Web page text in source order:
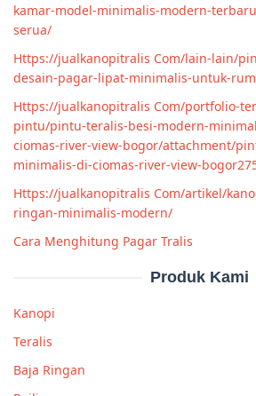
kamar-model-minimalis-modern-
serua/
Https://jualkanopitralis Com/lain-lain/
desain-pagar-lipat-minimalis-untuk-
Https://jualkanopitralis Com/portfolio-
pintu/pintu-teralis-besi-modern-
ciomas-river-view-bogor/attachment/
minimalis-di-ciomas-river-view-
Https://jualkanopitralis Com/artikel/
ringan-minimalis-modern/
Cara Menghitung Pagar Tralis
Produk Kami
Kanopi
Teralis
Baja Ringan